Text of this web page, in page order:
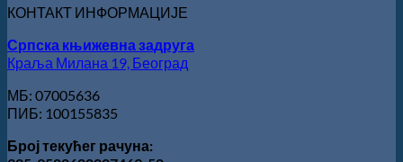
КОНТАКТ ИНФОРМАЦИЈЕ
Српска књижевна задруга
Краља Милана 19, Београд
МБ: 07005636
ПИБ: 100155835
Број текућег рачуна: